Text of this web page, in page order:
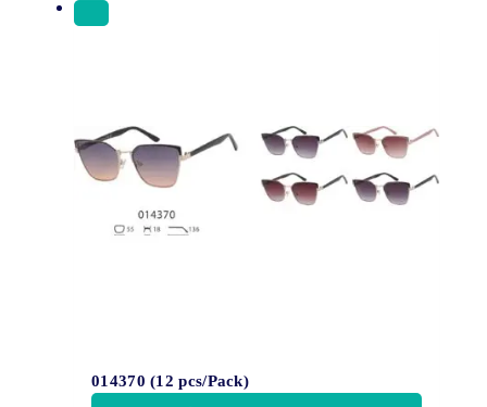
014370 (12 pcs/Pack)